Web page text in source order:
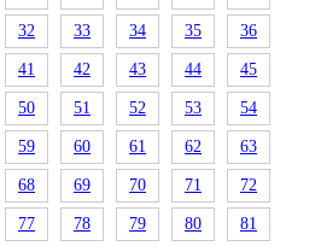
32 33 34 35 36
41 42 43 44 45
50 51 52 53 54
59 60 61 62 63
68 69 70 71 72
77 78 79 80 81